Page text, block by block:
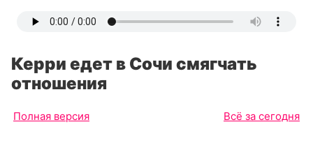
Керри едет в Сочи смягчать
отношения
Полная версия Всё за сегодня